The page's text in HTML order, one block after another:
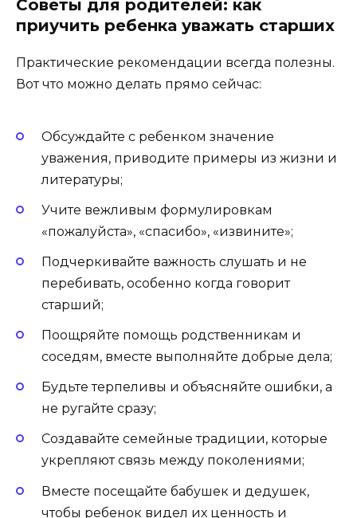
Советы для родителей: как
приучить ребенка уважать старших
Практические рекомендации всегда полезны.
Вот что можно делать прямо сейчас:
Обсуждайте с ребенком значение
уважения, приводите примеры из жизни и
литературы;
Учите вежливым формулировкам
«пожалуйста», «спасибо», «извините»;
Подчеркивайте важность слушать и не
перебивать, особенно когда говорит
старший;
Поощряйте помощь родственникам и
соседям, вместе выполняйте добрые дела;
Будьте терпеливы и объясняйте ошибки, а
не ругайте сразу;
Создавайте семейные традиции, которые
укрепляют связь между поколениями;
Вместе посещайте бабушек и дедушек,
чтобы ребенок видел их ценность и